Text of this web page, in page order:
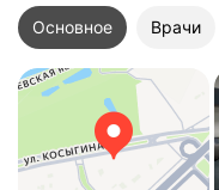
Основное Врачи